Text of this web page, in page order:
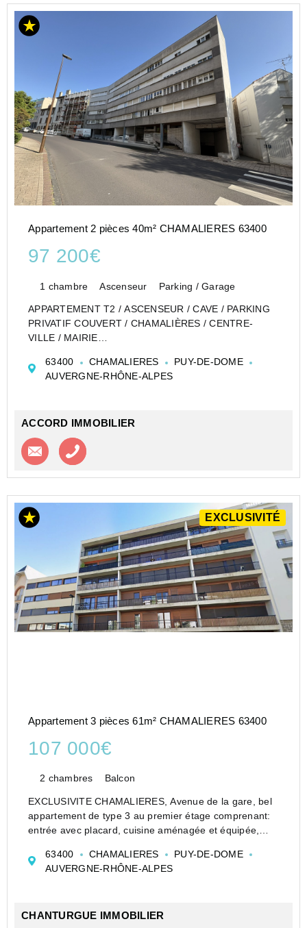
Appartement 2 pièces 40m² CHAMALIERES 63400
97 200€
1 chambre Ascenseur Parking / Garage
APPARTEMENT T2 / ASCENSEUR / CAVE / PARKING
PRIVATIF COUVERT / CHAMALIÈRES / CENTRE-
VILLE / MAIRIE
découvrir cet appartement T2 situé au 2ème étage
avec ascenseur d'une résidence idéalement située
63400 CHAMALIERES
PUY-DE-DOME
AUVERGNE-RHÔNE-ALPES
ACCORD IMMOBILIER
Contacter l'agence
EXCLUSIVITÉ
Appartement 3 pièces 61m² CHAMALIERES 63400
107 000€
2 chambres Balcon
EXCLUSIVITE CHAMALIERES, Avenue de la gare, bel
appartement de type 3 au premier étage comprenant:
entrée avec placard, cuisine aménagée et équipée,
placard, une seconde chambre donnant sur balcon,
salle de...
63400 CHAMALIERES
PUY-DE-DOME
AUVERGNE-RHÔNE-ALPES
CHANTURGUE IMMOBILIER